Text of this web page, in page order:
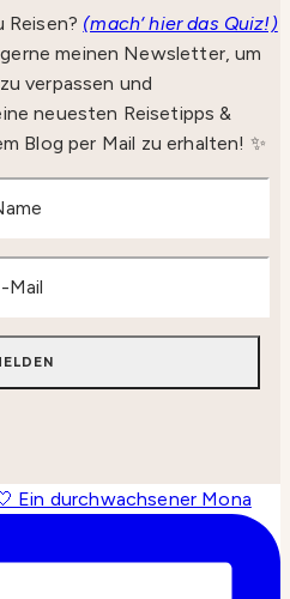
Reisen? (mach‘ hier das Quiz!)
meinen Newsletter, um
verpassen und
neuesten Reisetipps &
Blog per Mail zu erhalten! ✨
Ein durchwachsener Mona